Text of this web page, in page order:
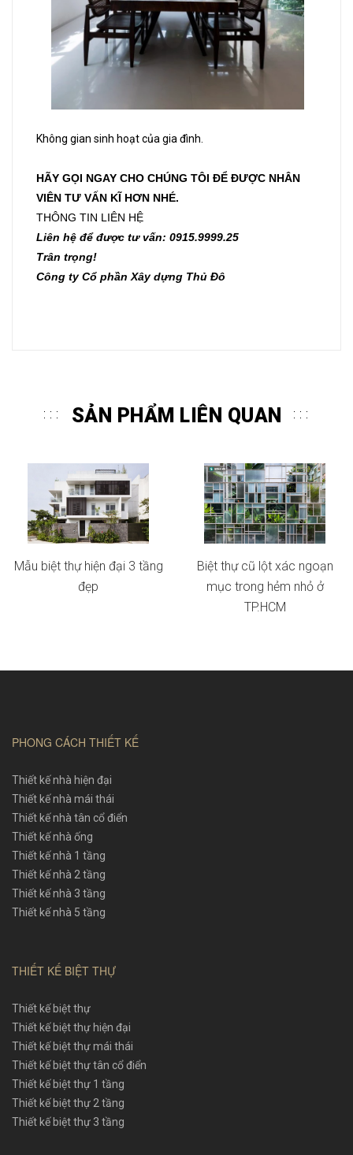
Không gian sinh hoạt của gia đình.
HÃY GỌI NGAY CHO CHÚNG TÔI ĐỂ ĐƯỢC NHÂN
VIÊN TƯ VẤN KĨ HƠN NHÉ.
THÔNG TIN LIÊN HỆ
Liên hệ để được tư vấn: 0915.9999.25
Trân trọng!
Công ty Cổ phần Xây dựng Thủ Đô
SẢN PHẨM LIÊN QUAN
Mẫu biệt thự hiện đại 3 tầng
đẹp
Biệt thự cũ lột xác ngoạn
mục trong hẻm nhỏ ở
TP.HCM
PHONG CÁCH THIẾT KẾ
Thiết kế nhà hiện đại
Thiết kế nhà mái thái
Thiết kế nhà tân cổ điển
Thiết kế nhà ống
Thiết kế nhà 1 tầng
Thiết kế nhà 2 tầng
Thiết kế nhà 3 tầng
Thiết kế nhà 5 tầng
THIẾT KẾ BIỆT THỰ
Thiết kế biệt thự
Thiết kế biệt thự hiện đại
Thiết kế biệt thự mái thái
Thiết kế biệt thự tân cổ điển
Thiết kế biệt thự 1 tầng
Thiết kế biệt thự 2 tầng
Thiết kế biệt thự 3 tầng